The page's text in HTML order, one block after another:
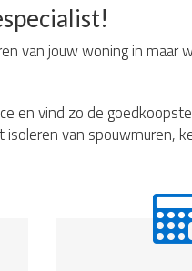
van jouw woning in
en vind zo de
isoleren van spouwmuren,